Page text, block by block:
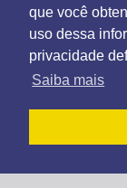
que você
uso dessa
privacidade
Saiba mais